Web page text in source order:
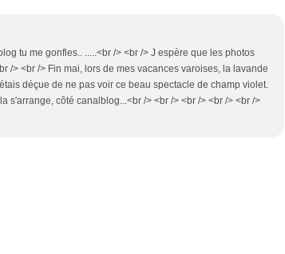
tu me gonfles.. .....<br /> <br /> J espère que les photos
/> <br /> Fin mai, lors de mes vacances varoises, la lavande
déçue de ne pas voir ce beau spectacle de champ violet.
s'arrange, côté canalblog...<br /> <br /> <br /> <br /> <br />